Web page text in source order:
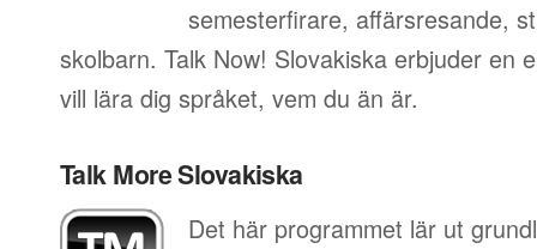
semesterfirare, affärsresande,
skolbarn. Talk Now! Slovakiska erbjuder en
vill lära dig språket, vem du än är.
Talk More Slovakiska
Det här programmet lär ut